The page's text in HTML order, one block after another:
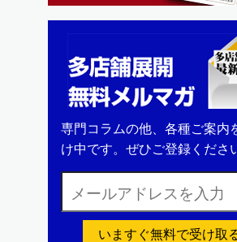
専門コラムの他、各種ご案内
け中です。ぜひご登録くださ
いますぐ無料で受け取